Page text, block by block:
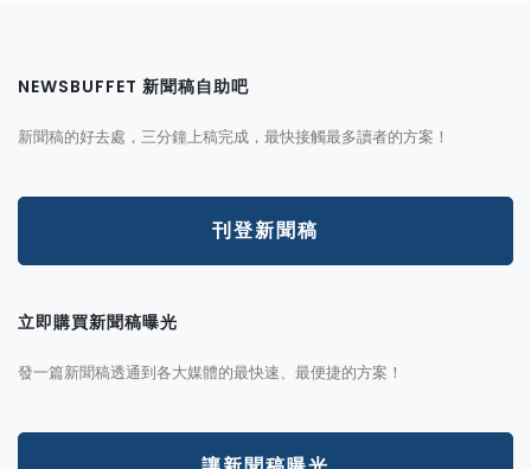
NEWSBUFFET 新聞稿自助吧
新聞稿的好去處，三分鐘上稿完成，最快接觸最多讀者的方案！
刊登新聞稿
立即購買新聞稿曝光
發一篇新聞稿透通到各大媒體的最快速、最便捷的方案！